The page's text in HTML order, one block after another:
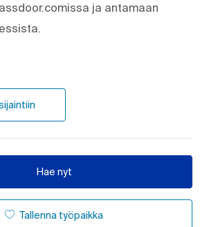
ja antamaan
Hae nyt
Tallenna työpaikka